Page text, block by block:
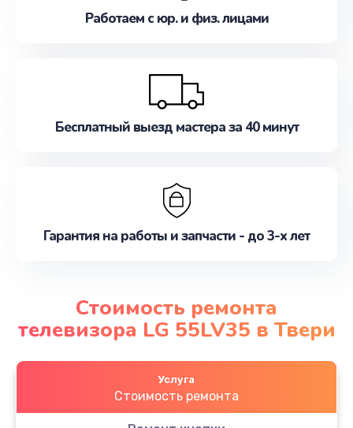
Работаем с юр. и физ. лицами
Бесплатный выезд мастера за 40 минут
Гарантия на работы и запчасти - до 3-х лет
Стоимость ремонта
телевизора LG 55LV35 в Твери
Услуга
Стоимость ремонта